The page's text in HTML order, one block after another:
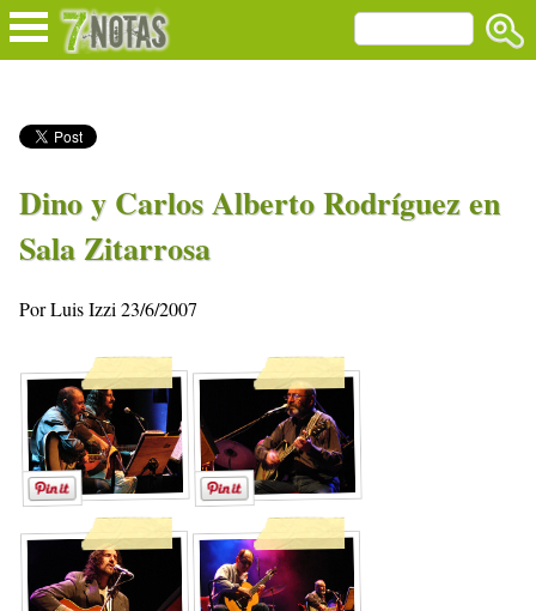
Dino y Carlos Alberto Rodríguez en
Sala Zitarrosa
Por Luis Izzi 23/6/2007